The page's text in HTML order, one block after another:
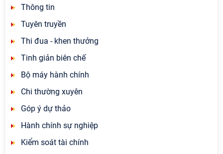
Thông tin
Tuyên truyền
Thi đua - khen thưởng
Tinh giản biên chế
Bộ máy hành chính
Chi thường xuyên
Góp ý dự thảo
Hành chính sự nghiệp
Kiểm soát tài chính